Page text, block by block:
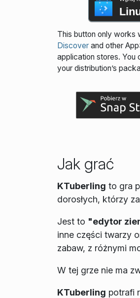
This button only works
Discoverand other
application stores. You
your distribution’s
Jak grać
KTuberling to gra
dorosłych, którzy
Jest to "edytor
inne części twarzy
zabaw, z różnymi
W tej grze nie ma
KTuberling potrafi